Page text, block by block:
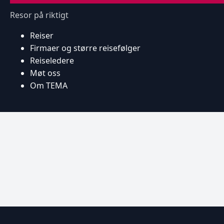
Resor på riktigt
Reiser
Firmaer og større reisefølger
Reiseledere
Møt oss
Om TEMA